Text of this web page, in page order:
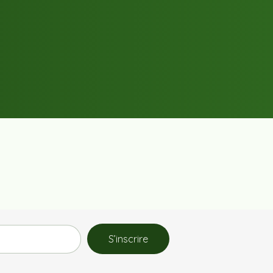
S’inscrire